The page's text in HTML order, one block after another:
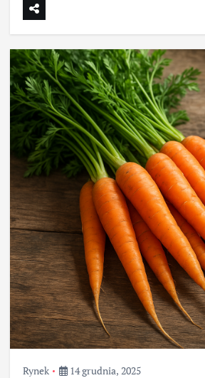
Rynek 14 grudnia, 2025